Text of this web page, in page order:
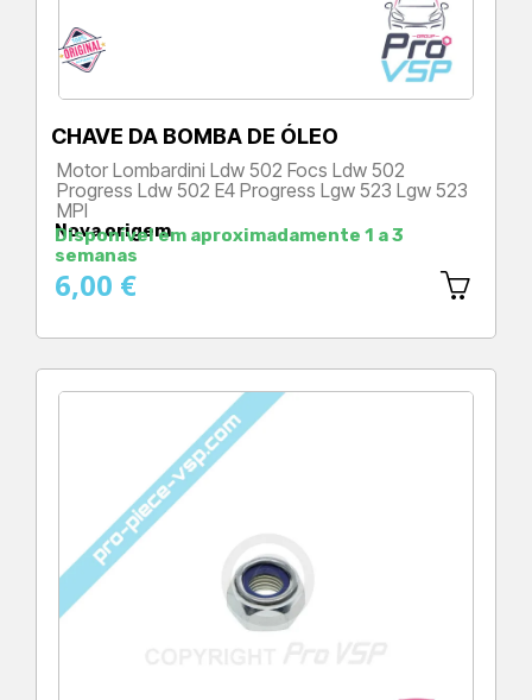
CHAVE DA BOMBA DE ÓLEO
Motor Lombardini Ldw 502 Focs Ldw 502
Progress Ldw 502 E4 Progress Lgw 523 Lgw 523
MPI
Nova origem
Disponível em aproximadamente 1 a 3
semanas
Preço
6,00 €